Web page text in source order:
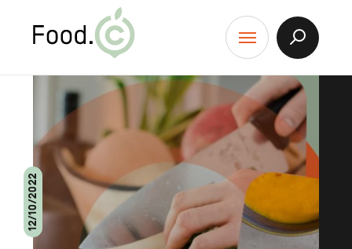
Menu
Afficher
12/10/2022